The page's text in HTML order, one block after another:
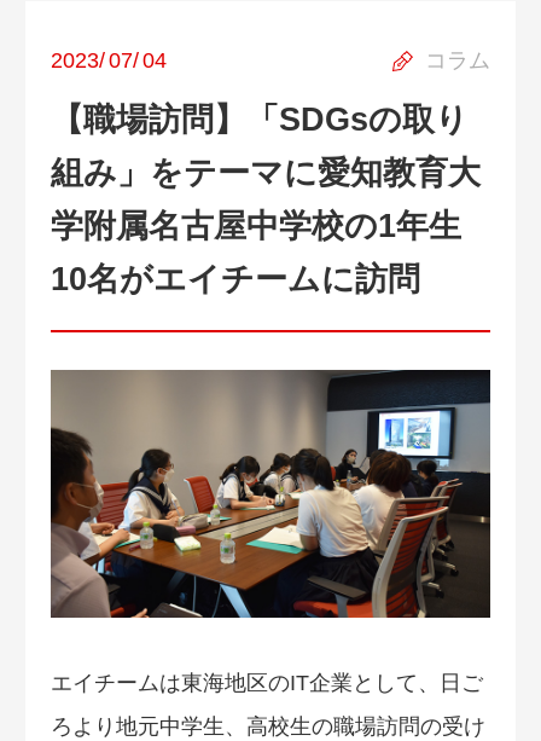
コラム
2023/07/04
【職場訪問】「SDGsの取り
組み」をテーマに愛知教育大
学附属名古屋中学校の1年生
10名がエイチームに訪問
エイチームは東海地区のIT企業として、日ご
ろより地元中学生、高校生の職場訪問の受け